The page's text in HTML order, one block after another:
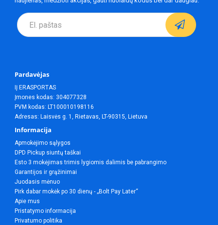
Pardavėjas
IĮ ERASPORTAS
Įmones kodas: 304077328
PVM kodas: LT100010198116
Adresas: Laisvės g. 1, Rietavas, LT-90315, Lietuva
Informacija
Apmokėjimo sąlygos
DPD Pickup siuntų taškai
Esto 3 mokėjimas trimis lygiomis dalimis be pabrangimo
Garantijos ir grąžinimai
Juodasis mėnuo
Pirk dabar mokėk po 30 dienų - „Bolt Pay Later“
Apie mus
Pristatymo informacija
Privatumo politika